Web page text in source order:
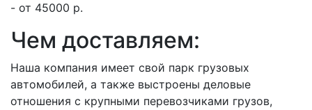
- от 45000 р.
Чем доставляем:
Наша компания имеет свой парк грузовых
автомобилей, а также выстроены деловые
отношения с крупными перевозчиками грузов,